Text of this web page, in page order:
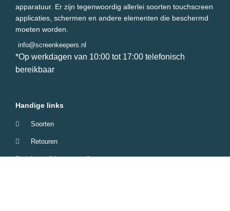
apparatuur. Er zijn tegenwoordig allerlei soorten touchscreen
applicaties, schermen en andere elementen die beschermd
moeten worden.
info@screenkeepers.nl
*Op werkdagen van 10:00 tot 17:00 telefonisch
bereikbaar
Handige links
Soorten
Retouren
Levertijd & verzendkosten